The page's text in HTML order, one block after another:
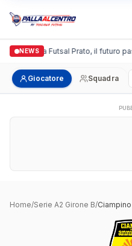
NEWS
Italgronda Futsal Prato, il futuro
Giocatore Squadra
Home/Serie A2 Girone B/